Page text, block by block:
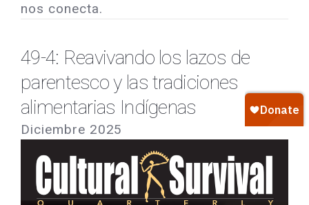
nos conecta.
49-4: Reavivando los lazos de
parentesco y las tradiciones
alimentarias Indígenas
Diciembre 2025